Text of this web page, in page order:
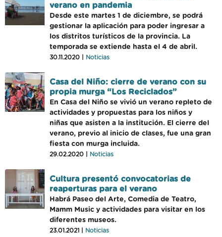
verano en pandemia
Desde este martes 1 de diciembre, se podrá
gestionar la aplicación para poder ingresar a
los distritos turísticos de la provincia. La
temporada se extiende hasta el 4 de abril.
30.11.2020 | Noticias
Casa del Niño: cierre de verano con su
propia murga “Los Reciclados”
En Casa del Niño se vivió un verano repleto de
actividades y propuestas para los niños y
niñas que asisten a la institución. El cierre del
verano, previo al inicio de clases, fue una gran
fiesta con murga incluida.
29.02.2020 | Noticias
Cultura presentó convocatorias de
reaperturas para el verano
Habrá Paseo del Arte, Comedia de Teatro,
Mamm Music y actividades para visitar en los
diferentes museos.
23.01.2021 | Noticias